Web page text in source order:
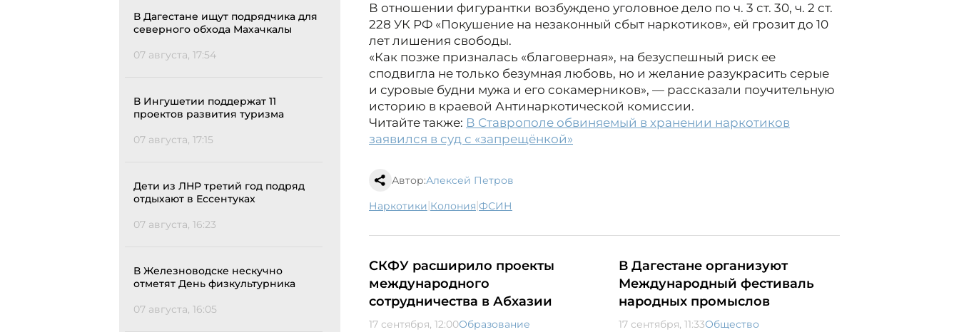
В Дагестане ищут подрядчика для
северного обхода Махачкалы
07 августа, 17:54
В Ингушетии поддержат 11
проектов развития туризма
07 августа, 17:15
Дети из ЛНР третий год подряд
отдыхают в Ессентуках
07 августа, 16:23
В Железноводске нескучно
отметят День физкультурника
07 августа, 16:05
В отношении фигурантки возбуждено уголовное дело по ч. 3 ст. 30, ч. 2 ст.
228 УК РФ «Покушение на незаконный сбыт наркотиков», ей грозит до 10
лет лишения свободы.
«Как позже призналась «благоверная», на безуспешный риск ее
сподвигла не только безумная любовь, но и желание разукрасить серые
и суровые будни мужа и его сокамерников», — рассказали поучительную
историю в краевой Антинаркотической комиссии.
Читайте также: В Ставрополе обвиняемый в хранении наркотиков
заявился в суд с «запрещёнкой»
Автор:Алексей Петров
наркотики| колония| ФСИН
СКФУ расширило проекты
международного
сотрудничества в Абхазии
17 сентября, 12:00Образование
В Дагестане организуют
Международный фестиваль
народных промыслов
17 сентября, 11:33Общество